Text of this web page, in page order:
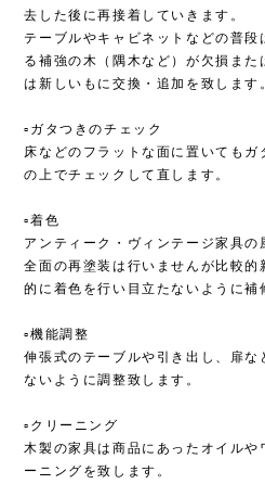
去した後に再接着していきます。
テーブルやキャビネットなどの普
る補強の木（隅木など）が欠損ま
は新しいもに交換・追加を致します
▫︎ガタつきのチェック
床などのフラットな面に置いてもガ
の上でチェックして直します。
▫︎着色
アンティーク・ヴィンテージ家具の
全面の再塗装は行いませんが比較
的に着色を行い目立たないように補
▫︎機能調整
伸張式のテーブルや引き出し、扉
ないように調整致します。
▫︎クリーニング
木製の家具は商品にあったオイルや
ーニングを致します。